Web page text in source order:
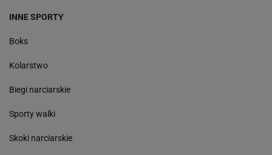
INNE SPORTY
Boks
Kolarstwo
Biegi narciarskie
Sporty walki
Skoki narciarskie